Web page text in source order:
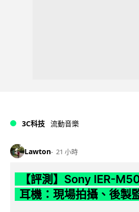
3C科技 流動音樂
Lawton 21 小時
【評測】Sony IER-
耳機：現場拍攝、後製